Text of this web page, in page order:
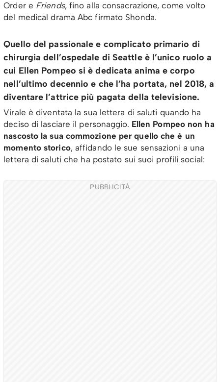
Order e Friends, fino alla consacrazione, come volto
del medical drama Abc firmato Shonda.
Quello del passionale e complicato primario di
chirurgia dell’ospedale di Seattle è l’unico ruolo a
cui Ellen Pompeo si è dedicata anima e corpo
nell’ultimo decennio e che l’ha portata, nel 2018, a
diventare l’attrice più pagata della televisione.
Virale è diventata la sua lettera di saluti quando ha
deciso di lasciare il personaggio. Ellen Pompeo non ha
nascosto la sua commozione per quello che è un
momento storico, affidando le sue sensazioni a una
lettera di saluti che ha postato sui suoi profili social:
PUBBLICITÀ